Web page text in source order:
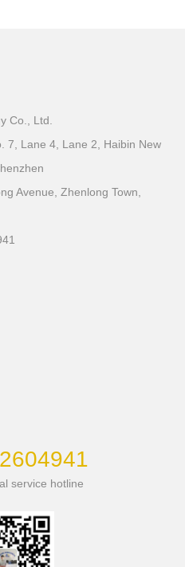
Co., Ltd.
7, Lane 4, Lane 2, Haibin New
Avenue, Zhenlong Town,
service hotline